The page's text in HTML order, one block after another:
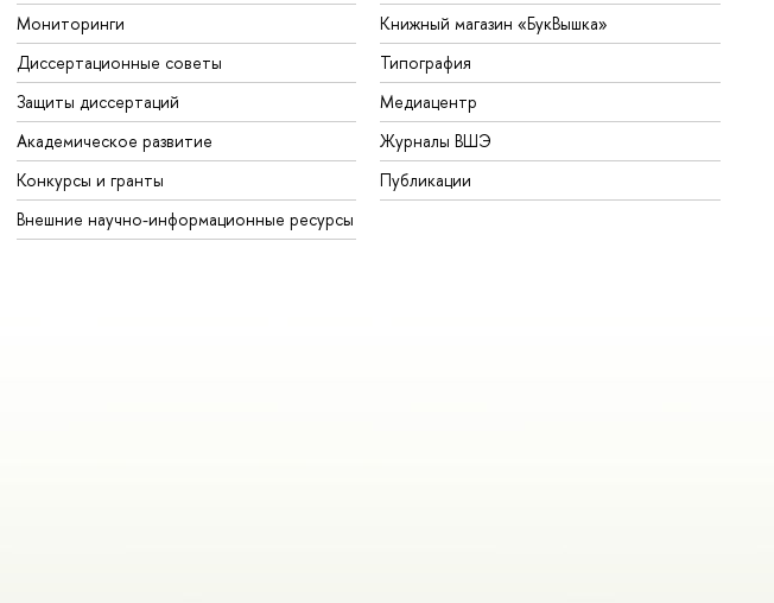
Мониторинги
Диссертационные советы
Защиты диссертаций
Академическое развитие
Конкурсы и гранты
Внешние научно-информационные ресурсы
Книжный магазин «БукВышка»
Типография
Медиацентр
Журналы ВШЭ
Публикации